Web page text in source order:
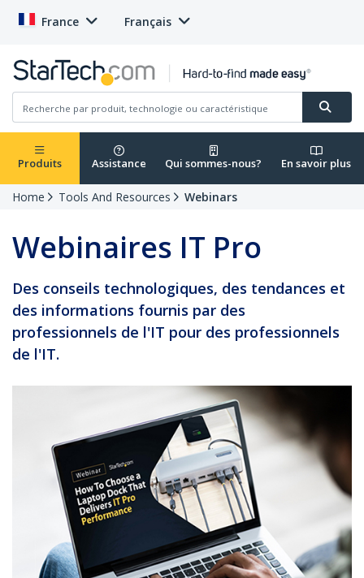
France Français
Produits Assistance Qui sommes-nous? En savoir plus
Home Tools And Resources Webinars
Webinaires IT Pro
Des conseils technologiques, des tendances et
des informations fournis par des
professionnels de l'IT pour des professionnels
de l'IT.